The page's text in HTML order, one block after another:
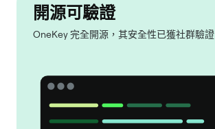
開源可驗證
OneKey 完全開源，其安全性已獲社群驗證